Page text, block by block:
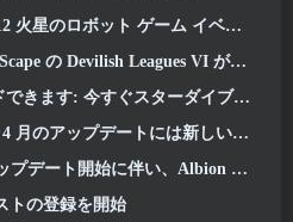
のロボット ゲーム イベントの年
の Devilish Leagues VI が本日発売
す: 今すぐスターダイブクライアント
新しいエンドゲーム コンテンツのベータ版が含まれます
、Albion Onlineのビジュアルオーバーホールが終了
トの登録を開始